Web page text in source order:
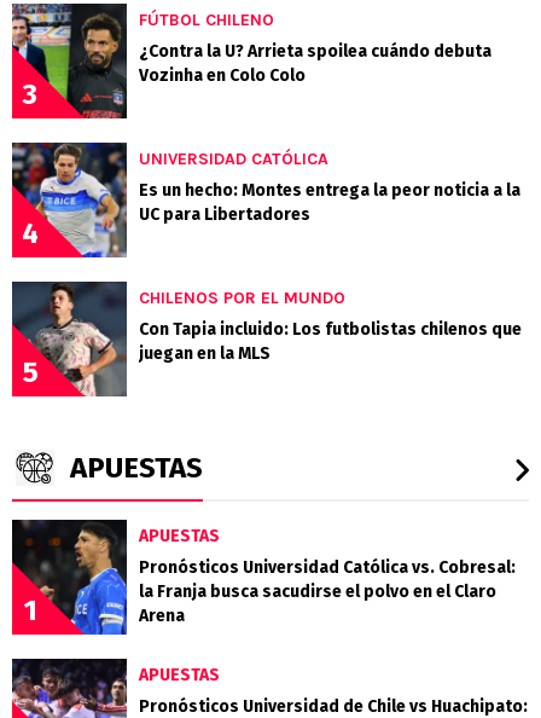
3
FÚTBOL CHILENO
¿Contra la U? Arrieta spoilea cuándo debuta
Vozinha en Colo Colo
4
UNIVERSIDAD CATÓLICA
Es un hecho: Montes entrega la peor noticia a la
UC para Libertadores
5
CHILENOS POR EL MUNDO
Con Tapia incluido: Los futbolistas chilenos que
juegan en la MLS
APUESTAS
1
APUESTAS
Pronósticos Universidad Católica vs. Cobresal:
la Franja busca sacudirse el polvo en el Claro
Arena
APUESTAS
Pronósticos Universidad de Chile vs Huachipato: